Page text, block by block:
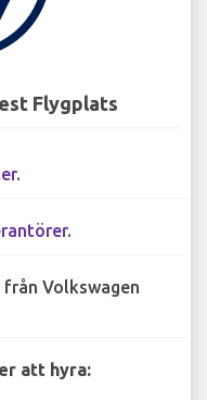
Flygplats
.
.
Volkswagen
att hyra: